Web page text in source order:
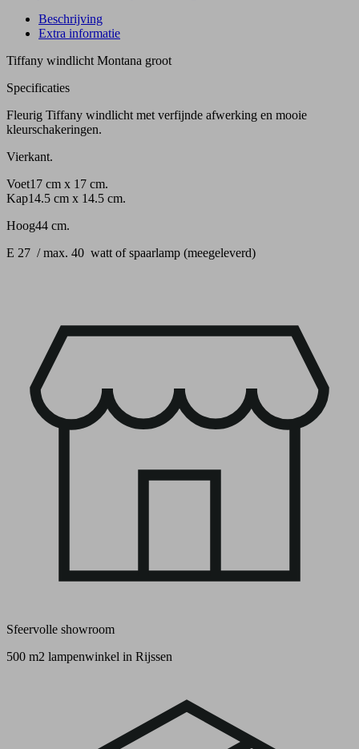
Beschrijving
Extra informatie
Tiffany windlicht Montana groot
Specificaties
Fleurig Tiffany windlicht met verfijnde afwerking en mooie
kleurschakeringen.
Vierkant.
Voet17 cm x 17 cm.
Kap14.5 cm x 14.5 cm.
Hoog44 cm.
E 27 / max. 40 watt of spaarlamp (meegeleverd)
Sfeervolle showroom
500 m2 lampenwinkel in Rijssen